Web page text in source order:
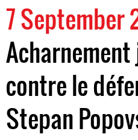
7 September
contre le
Stepan